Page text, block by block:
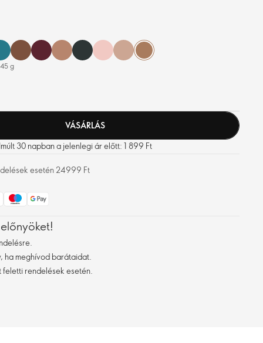
g
VÁSÁRLÁS
30 napban a jelenlegi ár előtt: 1 899 Ft
esetén 24999 Ft
ha meghívod barátaidat.
rendelések esetén.